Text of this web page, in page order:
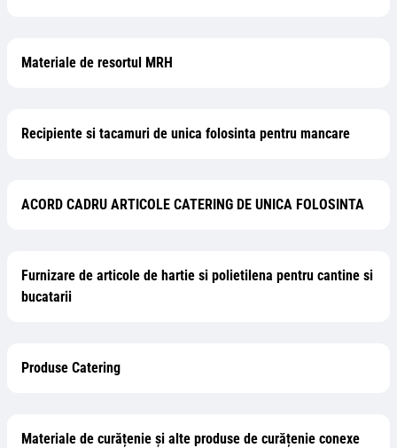
Materiale de resortul MRH
Recipiente si tacamuri de unica folosinta pentru mancare
ACORD CADRU ARTICOLE CATERING DE UNICA FOLOSINTA
Furnizare de articole de hartie si polietilena pentru cantine si
bucatarii
Produse Catering
Materiale de curățenie și alte produse de curățenie conexe